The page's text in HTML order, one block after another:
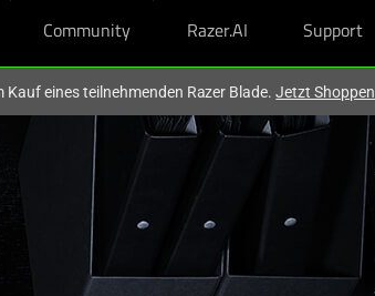
Community Razer.AI Support
Kauf eines teilnehmenden Razer Blade.Jetzt Shoppen